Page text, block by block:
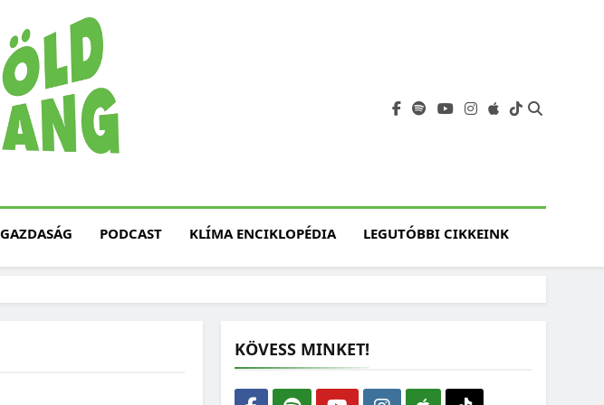
Fenntarthatóság, Jövő
GAZDASÁG PODCAST KLÍMA ENCIKLOPÉDIA LEGUTÓBBI CIKKEINK
KÖVESS MINKET!